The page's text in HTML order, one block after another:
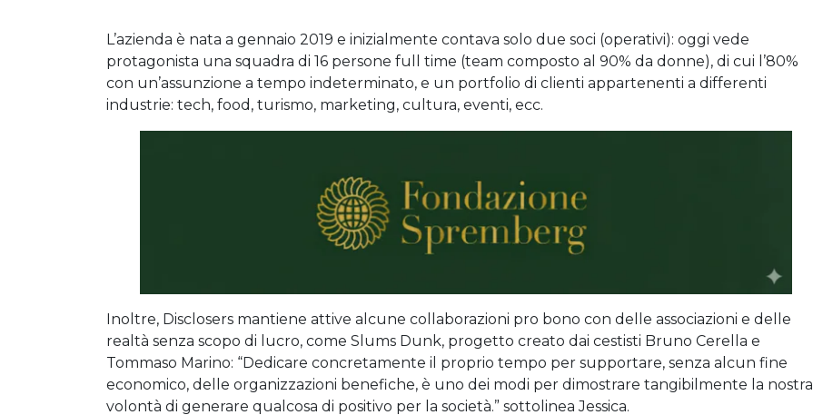
L’azienda è nata a gennaio 2019 e inizialmente contava solo due soci (operativi): oggi vede
protagonista una squadra di 16 persone full time (team composto al 90% da donne), di cui l’80%
con un’assunzione a tempo indeterminato, e un portfolio di clienti appartenenti a differenti
industrie: tech, food, turismo, marketing, cultura, eventi, ecc.
Inoltre, Disclosers mantiene attive alcune collaborazioni pro bono con delle associazioni e delle
realtà senza scopo di lucro, come Slums Dunk, progetto creato dai cestisti Bruno Cerella e
Tommaso Marino: “Dedicare concretamente il proprio tempo per supportare, senza alcun fine
economico, delle organizzazioni benefiche, è uno dei modi per dimostrare tangibilmente la nostra
volontà di generare qualcosa di positivo per la società.” sottolinea Jessica.